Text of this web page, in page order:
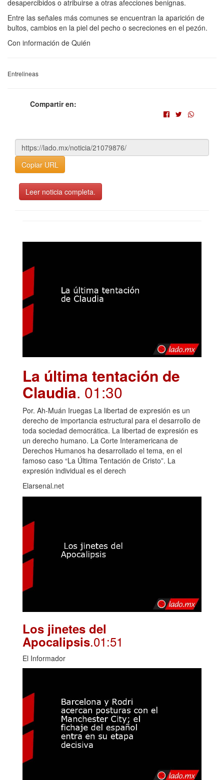
desapercibidos o atribuirse a otras afecciones benignas.
Entre las señales más comunes se encuentran la aparición de
bultos, cambios en la piel del pecho o secreciones en el pezón.
Con información de Quién
Entrelineas
Compartir en:
Copiar URL
Leer noticia completa.
La última tentación de
Claudia. 01:30
Por. Ah-Muán Iruegas La libertad de expresión es un
derecho de importancia estructural para el desarrollo de
toda sociedad democrática. La libertad de expresión es
un derecho humano. La Corte Interamericana de
Derechos Humanos ha desarrollado el tema, en el
famoso caso “La Última Tentación de Cristo”. La
expresión individual es el derech
Elarsenal.net
Los jinetes del
Apocalipsis.01:51
El Informador